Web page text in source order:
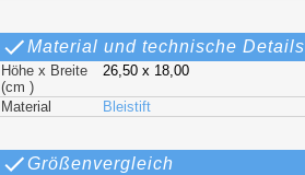
Material und technische Details
Höhe x Breite
(cm )
26,50 x 18,00
Material Bleistift
Größenvergleich